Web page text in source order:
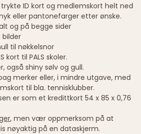
ID kort og medlemskort helt ned
eller pantonefarger etter ønske.
og på begge sider
bilder
til nøkkelsnor
kort til PALS skoler.
også shiny sølv og gull.
merker eller, i mindre utgave, med
til bla. tennisklubber.
er som et kredittkort 54 x 85 x 0,76
, men vær oppmerksom på at
nøyaktig på en dataskjerm.